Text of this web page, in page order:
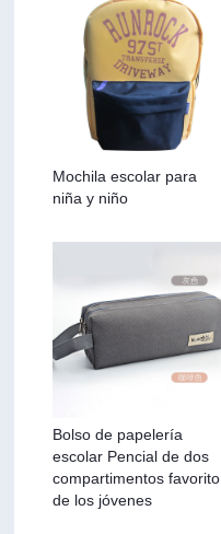
Mochila escolar para
niña y niño
Bolso de papelería
escolar Pencial de dos
compartimentos favorito
de los jóvenes